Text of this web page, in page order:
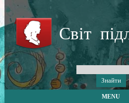
Світ
MENU